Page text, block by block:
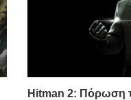
Hitman 2: Πόρωση